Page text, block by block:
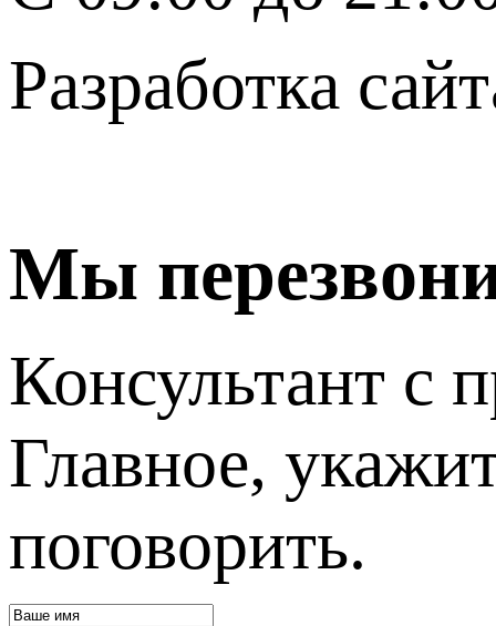
Разработка
Мы
Консультант с
Главное,
поговорить.